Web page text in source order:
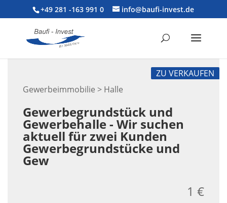
+49 281 -163 991 0 info@baufi-invest.de
Gewerbeimmobilie > Halle
ZU VERKAUFEN
Gewerbegrundstück und
Gewerbehalle - Wir suchen
aktuell für zwei Kunden
Gewerbegrundstücke und
Gew
1 €